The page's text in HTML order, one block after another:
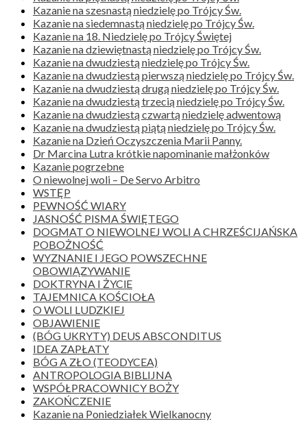
Kazanie na szesnastą niedzielę po Trójcy Św.
Kazanie na siedemnastą niedzielę po Trójcy Św.
Kazanie na 18. Niedzielę po Trójcy Świętej
Kazanie na dziewiętnastą niedzielę po Trójcy Św.
Kazanie na dwudziestą niedzielę po Trójcy Św.
Kazanie na dwudziestą pierwszą niedzielę po Trójcy Św.
Kazanie na dwudziestą drugą niedzielę po Trójcy Św.
Kazanie na dwudziestą trzecią niedzielę po Trójcy Św.
Kazanie na dwudziestą czwartą niedzielę adwentową
Kazanie na dwudziestą piątą niedzielę po Trójcy Św.
Kazanie na Dzień Oczyszczenia Marii Panny.
Dr Marcina Lutra krótkie napominanie małżonków
Kazanie pogrzebne
O niewolnej woli – De Servo Arbitro
WSTĘP
PEWNOŚĆ WIARY
JASNOŚĆ PISMA ŚWIĘTEGO
DOGMAT O NIEWOLNEJ WOLI A CHRZEŚCIJAŃSKA
POBOŻNOŚĆ
WYZNANIE I JEGO POWSZECHNE
OBOWIĄZYWANIE
DOKTRYNA I ŻYClE
TAJEMNICA KOŚCIOŁA
O WOLI LUDZKIEJ
OBJAWIENIE
(BÓG UKRYTY) DEUS ABSCONDITUS
IDEA ZAPŁATY
BÓG A ZŁO (TEODYCEA)
ANTROPOLOGIA BIBLIJNA
WSPÓŁPRACOWNICY BOŻY
ZAKOŃCZENIE
Kazanie na Poniedziałek Wielkanocny